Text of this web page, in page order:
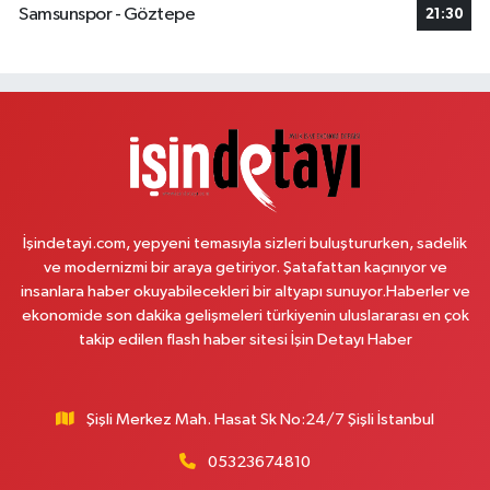
0 (542) 182 40 32 Yol Tarifi Al
Melis Hanlı Eczanesi
0 (216) 550 77 77 Yol Tarifi Al
Üsküdar Çarşı Eczanesi
Mimar Sinan Mahallesi, Otopark Arkası Sokak No:16 B Üsküdar İstanbul
Ürün Eczanesi
Hamidiye Mahallesi, Şener Sokak No:28 A Çekmeköy İstanbul
Samsunspor - Göztepe
21:30
İşindetayi.com, yepyeni temasıyla sizleri buluştururken, sadelik
ve modernizmi bir araya getiriyor. Şatafattan kaçınıyor ve
insanlara haber okuyabilecekleri bir altyapı sunuyor.Haberler ve
ekonomide son dakika gelişmeleri türkiyenin uluslararası en çok
takip edilen flash haber sitesi İşin Detayı Haber
Şişli Merkez Mah. Hasat Sk No:24/7 Şişli İstanbul
05323674810